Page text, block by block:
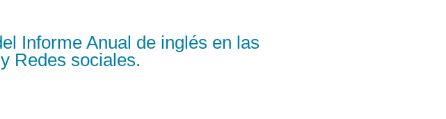
Informe Anual de inglés en las
Redes sociales.